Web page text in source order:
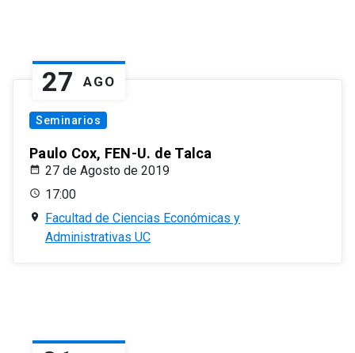
27 AGO
Seminarios
Paulo Cox, FEN-U. de Talca
27 de Agosto de 2019
17:00
Facultad de Ciencias Económicas y
Administrativas UC